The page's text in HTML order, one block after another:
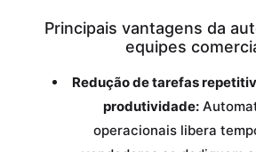
Principais vantagens da
equipes
Redução de tarefas
produtividade:
operacionais libera